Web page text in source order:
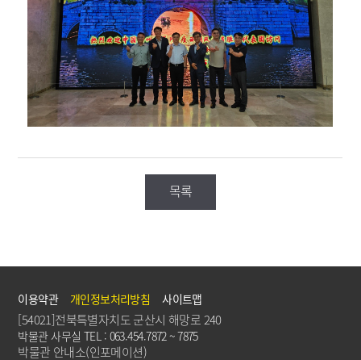
목록
이용약관 개인정보처리방침 사이트맵
[54021]전북특별자치도 군산시 해망로 240
박물관 사무실 TEL : 063.454.7872 ~ 7875
박물관 안내소(인포메이션)